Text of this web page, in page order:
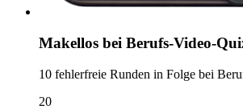
Makellos bei Berufs-Video-
10 fehlerfreie Runden in Folge bei
20